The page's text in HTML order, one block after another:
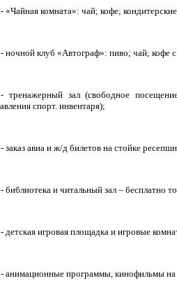
- «Чайная комната»: чай; кофе;
- ночной клуб «Автограф»: пиво; чай; кофе
- тренажерный зал (свободное
спорт. инвентаря);
- заказ авиа и ж/д билетов на стойке
- библиотека и читальный зал – бесплатно
- детская игровая площадка и игровые
- анимационные программы, кинофильмы на